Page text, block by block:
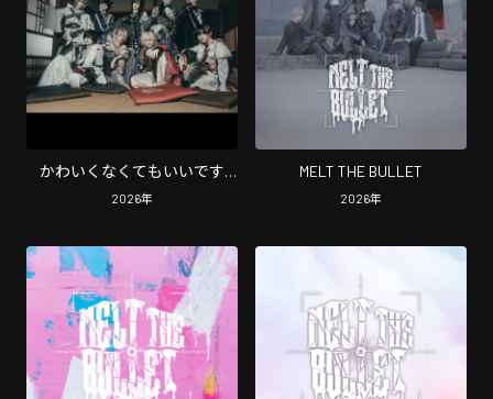
かわいくなくてもいいです
か？
2026年
MELT THE BULLET
2026年